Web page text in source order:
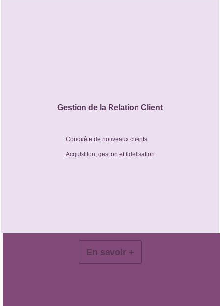
Gestion de la Relation Client
Conquête de nouveaux clients
Acquisition, gestion et fidélisation
En savoir +